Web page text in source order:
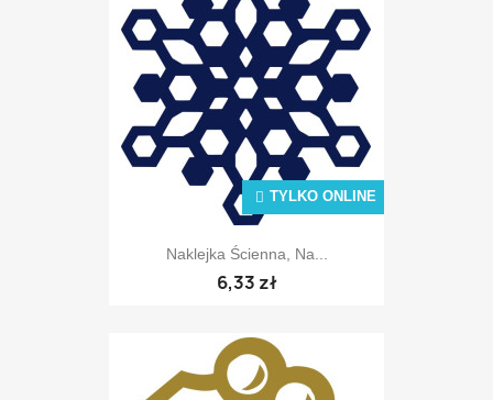
Naklejka Ścienna, Na...
6,33 zł
TYLKO ONLINE